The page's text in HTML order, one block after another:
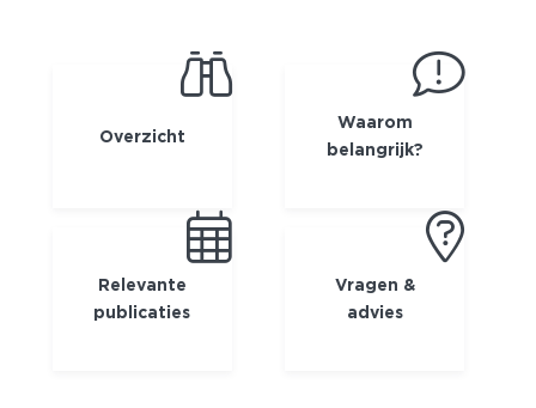
Overzicht
Waarom
belangrijk?
Relevante
publicaties
Vragen &
advies